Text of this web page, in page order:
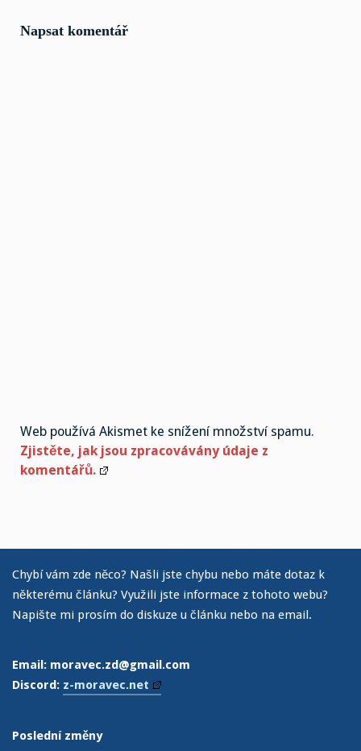
Napsat komentář
Web používá Akismet ke snížení množství spamu.
Zjistěte, jak jsou zpracovávány údaje z
komentářů.
Chybí vám zde něco? Našli jste chybu nebo máte dotaz k
některému článku? Využili jste informace z tohoto webu?
Napište mi prosím do diskuze u článku nebo na email.
Email: moravec.zd@gmail.com
Discord: z-moravec.net
Poslední změny